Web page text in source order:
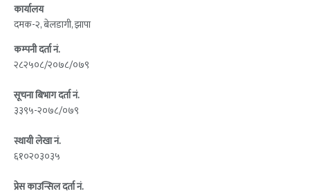
कार्यालय
दमक-२, बेलडागी, झापा
कम्पनी दर्ता नं.
२८२५०८/२०७८/०७९
सूचना बिभाग दर्ता नं.
३३९५-२०७८/०७९
स्थायी लेखा नं.
६१०२०३०३५
प्रेस काउन्सिल दर्ता नं.